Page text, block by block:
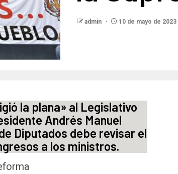
admin 10 de mayo de 2023
la plana» al Legislativo
Andrés Manuel
Diputados debe revisar el
a los ministros.